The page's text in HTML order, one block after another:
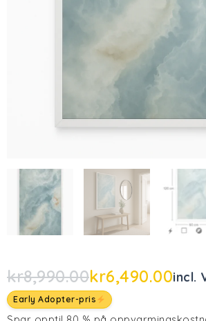
kr8,990.00kr6,490.00incl.
Early Adopter-pris